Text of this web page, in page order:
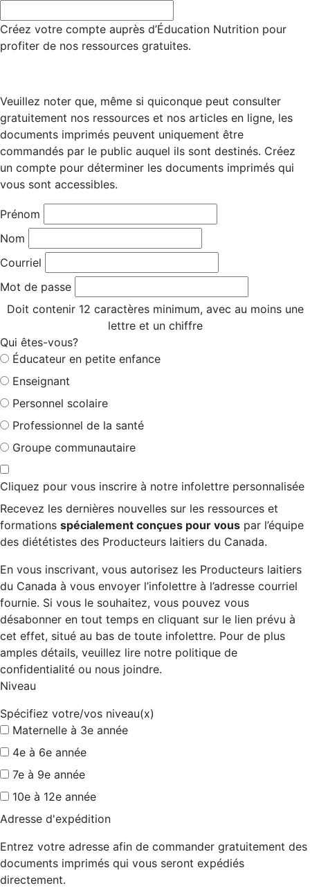
Créez votre compte auprès d’Éducation Nutrition pour
profiter de nos ressources gratuites.
Veuillez noter que, même si quiconque peut consulter
gratuitement nos ressources et nos articles en ligne, les
documents imprimés peuvent uniquement être
commandés par le public auquel ils sont destinés. Créez
un compte pour déterminer les documents imprimés qui
vous sont accessibles.
Prénom
Nom
Courriel
Mot de passe
Doit contenir 12 caractères minimum, avec au moins une
lettre et un chiffre
Qui êtes-vous?
Éducateur en petite enfance
Enseignant
Personnel scolaire
Professionnel de la santé
Groupe communautaire
Cliquez pour vous inscrire à notre infolettre personnalisée
Recevez les dernières nouvelles sur les ressources et
formations spécialement conçues pour vous par l’équipe
des diététistes des Producteurs laitiers du Canada.
En vous inscrivant, vous autorisez les Producteurs laitiers
du Canada à vous envoyer l’infolettre à l’adresse courriel
fournie. Si vous le souhaitez, vous pouvez vous
désabonner en tout temps en cliquant sur le lien prévu à
cet effet, situé au bas de toute infolettre. Pour de plus
amples détails, veuillez lire notre politique de
confidentialité ou nous joindre.
Niveau
Spécifiez votre/vos niveau(x)
Maternelle à 3e année
4e à 6e année
7e à 9e année
10e à 12e année
Adresse d'expédition
Entrez votre adresse afin de commander gratuitement des
documents imprimés qui vous seront expédiés
directement.